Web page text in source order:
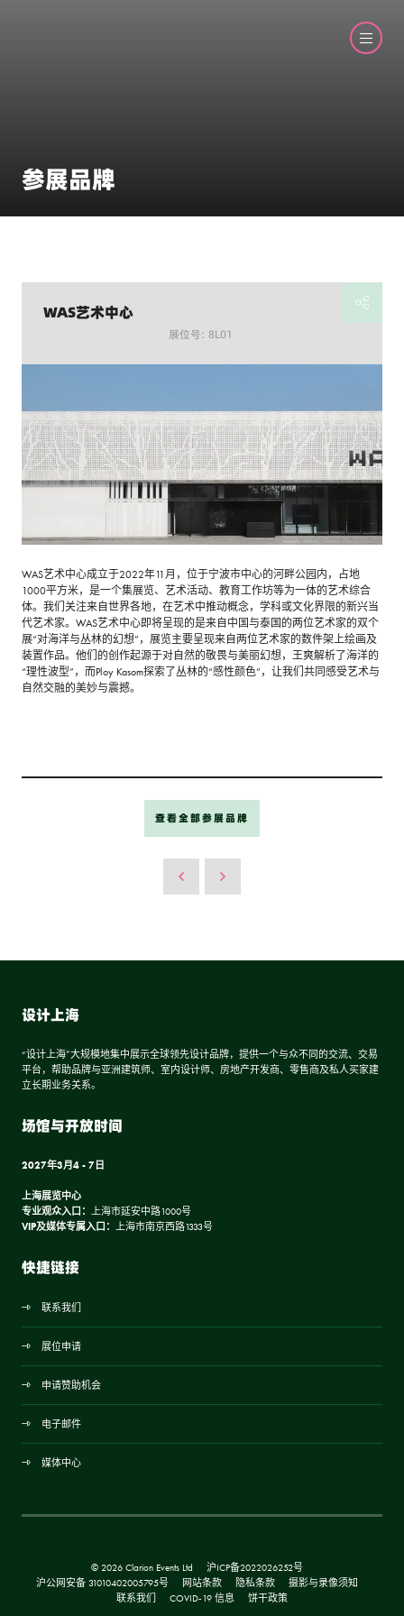
参展品牌
WAS艺术中心
展位号: 8L01
WAS艺术中心成立于2022年11月，位于宁波市中心的河畔公园内，占地
1000平方米，是一个集展览、艺术活动、教育工作坊等为一体的艺术综合
体。我们关注来自世界各地，在艺术中推动概念，学科或文化界限的新兴当
代艺术家。WAS艺术中心即将呈现的是来自中国与泰国的两位艺术家的双个
展“对海洋与丛林的幻想”，展览主要呈现来自两位艺术家的数件架上绘画及
装置作品。他们的创作起源于对自然的敬畏与美丽幻想，王爽解析了海洋的
“理性波型”，而Ploy Kasom探索了丛林的“感性颜色”，让我们共同感受艺术与
自然交融的美妙与震撼。
查看全部参展品牌
设计上海
“设计上海”大规模地集中展示全球领先设计品牌，提供一个与众不同的交流、交易
平台，帮助品牌与亚洲建筑师、室内设计师、房地产开发商、零售商及私人买家建
立长期业务关系。
场馆与开放时间
2027年3月4 - 7日
上海展览中心
专业观众入口： 上海市延安中路1000号
VIP及媒体专属入口： 上海市南京西路1333号
快捷链接
联系我们
展位申请
申请赞助机会
电子邮件
媒体中心
© 2026 Clarion Events Ltd
沪ICP备2022026252号
沪公网安备 31010402005795号
网站条款 隐私条款
摄影与录像须知
联系我们
COVID-19 信息 饼干政策